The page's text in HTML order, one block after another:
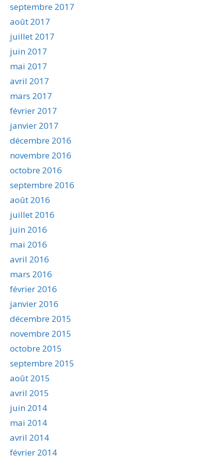
septembre 2017
août 2017
juillet 2017
juin 2017
mai 2017
avril 2017
mars 2017
février 2017
janvier 2017
décembre 2016
novembre 2016
octobre 2016
septembre 2016
août 2016
juillet 2016
juin 2016
mai 2016
avril 2016
mars 2016
février 2016
janvier 2016
décembre 2015
novembre 2015
octobre 2015
septembre 2015
août 2015
avril 2015
juin 2014
mai 2014
avril 2014
février 2014